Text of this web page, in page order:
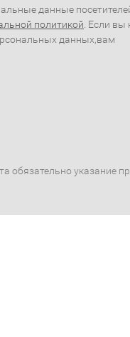
данные
политикой . Если вы
данных,вам
обязательно указание